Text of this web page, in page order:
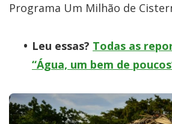
Programa Um Milhão de
Leu essas? Todas as
“Água, um bem de